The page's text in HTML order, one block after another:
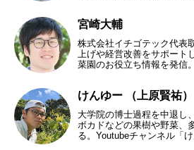
宮崎大輔
株式会社イチゴテック代表
上げや経営改善をサポート
菜園のお役立ち情報を発信
けんゆー （上原賢祐）
大学院の博士過程を中退し
ボカドなどの果樹や野菜、
る。Youtubeチャンネル「